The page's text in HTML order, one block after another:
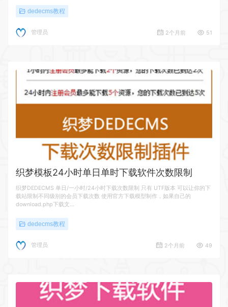
dedecms教程
管理员 2个月前 51
织梦模板24小时单日单时下载软件次数限制
织梦DEDECMS 单日/一小时/24小时下载次数限制 只有 UTF版本 可以让你的下
载站限制不同级别的会员下载次数 使用官方下载模型制作，如果自己的
download.php下载文…
dedecms教程
管理员 2个月前 49